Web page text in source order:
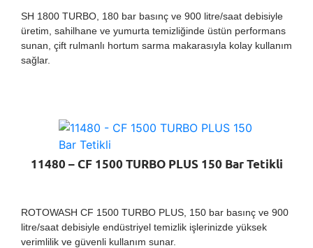
SH 1800 TURBO, 180 bar basınç ve 900 litre/saat debisiyle
üretim, sahilhane ve yumurta temizliğinde üstün performans
sunan, çift rulmanlı hortum sarma makarasıyla kolay kullanım
sağlar.
11480 – CF 1500 TURBO PLUS 150 Bar Tetikli
ROTOWASH CF 1500 TURBO PLUS, 150 bar basınç ve 900
litre/saat debisiyle endüstriyel temizlik işlerinizde yüksek
verimlilik ve güvenli kullanım sunar.